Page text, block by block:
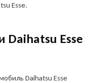
Esse.
Daihatsu Esse
Daihatsu Esse